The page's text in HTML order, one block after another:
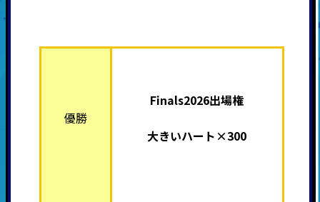
優勝
Finals2026出場権
大きいハート×300